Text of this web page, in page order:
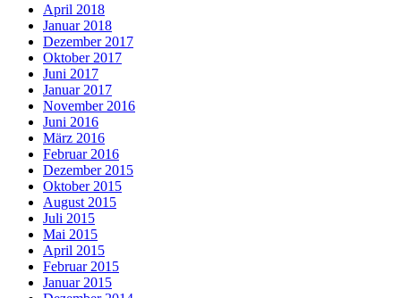
April 2018
Januar 2018
Dezember 2017
Oktober 2017
Juni 2017
Januar 2017
November 2016
Juni 2016
März 2016
Februar 2016
Dezember 2015
Oktober 2015
August 2015
Juli 2015
Mai 2015
April 2015
Februar 2015
Januar 2015